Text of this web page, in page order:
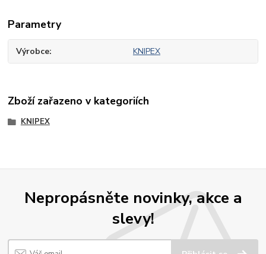
Parametry
Výrobce KNIPEX
Zboží zařazeno v kategoriích
KNIPEX
Nepropásněte novinky, akce a
slevy!